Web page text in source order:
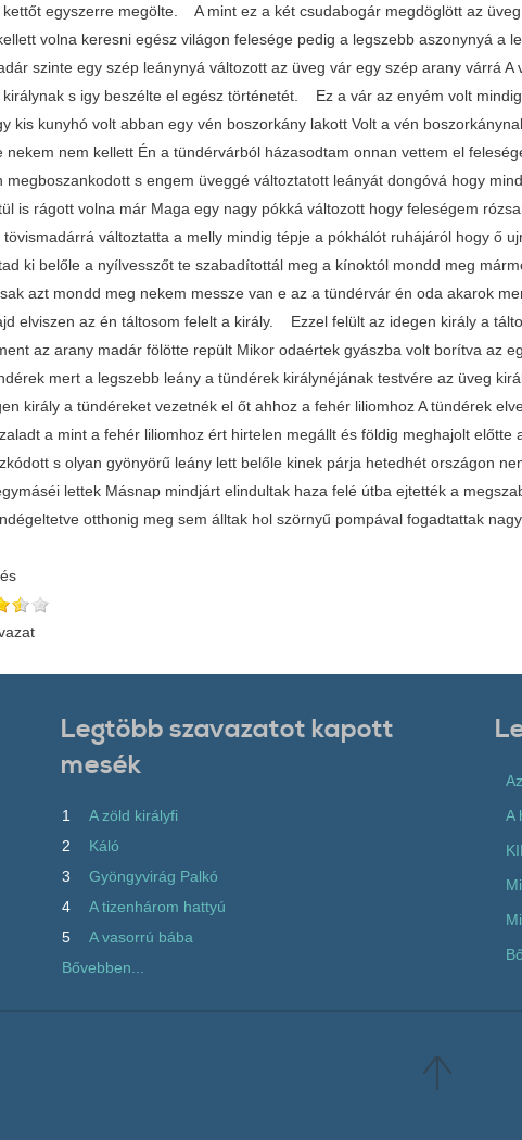
kettőt egyszerre megölte. A mint ez a két csudabogár megdöglött az
volna keresni egész világon felesége pedig a legszebb aszonynyá a
szinte egy szép leánynyá változott az üveg vár egy szép arany várrá
királynak s igy beszélte el egész történetét. Ez a vár az enyém volt
kis kunyhó volt abban egy vén boszorkány lakott Volt a vén
nekem nem kellett Én a tündérvárból házasodtam onnan vettem el
megboszankodott s engem üveggé változtatott leányát dongóvá hogy
is rágott volna már Maga egy nagy pókká változott hogy feleségem
tövismadárrá változtatta a melly mindig tépje a pókhálót ruhájáról hogy ő
ki belőle a nyílvesszőt te szabadítottál meg a kínoktól mondd meg
azt mondd meg nekem messze van e az a tündérvár én oda akarok
elviszen az én táltosom felelt a király. Ezzel felült az idegen király a
az arany madár fölötte repült Mikor odaértek gyászba volt borítva az
mert a legszebb leány a tündérek királynéjának testvére az üveg
király a tündéreket vezetnék el őt ahhoz a fehér liliomhoz A tündérek
a mint a fehér liliomhoz ért hirtelen megállt és földig meghajolt előtte
s olyan gyönyörű leány lett belőle kinek párja hetedhét országon
lettek Másnap mindjárt elindultak haza felé útba ejtették a
otthonig meg sem álltak hol szörnyű pompával fogadtattak
Legtöbb szavazatot kapott
mesék
1
A zöld királyfi
2
Káló
3
Gyöngyvirág Palkó
4
A tizenhárom hattyú
5
A vasorrú bába
Bővebben...
A